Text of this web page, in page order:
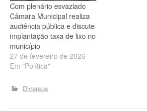
Com plenário esvaziado
Câmara Municipal realiza
audiência pública e discute
implantação taxa de lixo no
município
27 de fevereiro de 2026
Em "Política"
Diversos